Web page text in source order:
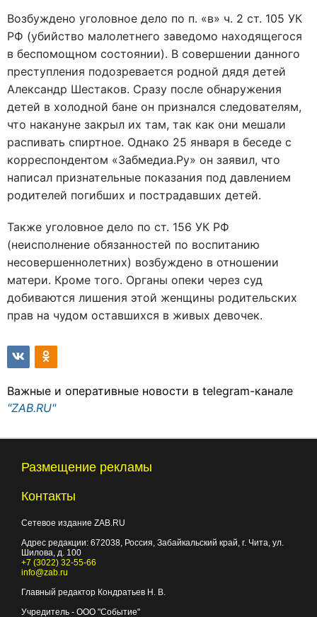
Возбуждено уголовное дело по п. «в» ч. 2 ст. 105 УК
РФ (убийство малолетнего заведомо находящегося
в беспомощном состоянии). В совершении данного
преступления подозревается родной дядя детей
Александр Шестаков. Сразу после обнаружения
детей в холодной бане он признался следователям,
что накануне закрыл их там, так как они мешали
распивать спиртное. Однако 25 января в беседе с
корреспондентом «Забмедиа.Ру» он заявил, что
написал признательные показания под давлением
родителей погибших и пострадавших детей.
Также уголовное дело по ст. 156 УК РФ
(неисполнение обязанностей по воспитанию
несовершеннолетних) возбуждено в отношении
матери. Кроме того. Органы опеки через суд
добиваются лишения этой женщины родительских
прав на чудом оставшихся в живых девочек.
Важные и оперативные новости в telegram-канале
"ZAB.RU"
Размещение рекламы
Контакты
Сетевое издание ZAB.RU
Адрес редакции: 672038, Россия, Забайкальский край, г. Чита, ул.
Шилова, д. 100
+7 (3022) 32-55-66
info@zab.ru
Главный редактор Кондратьев Н. В.
Учредитель - ООО "Событие"